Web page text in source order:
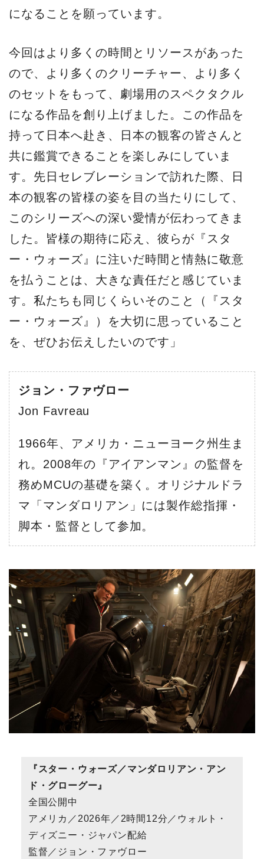
になることを願っています。
今回はより多くの時間とリソースがあった
ので、より多くのクリーチャー、より多く
のセットをもって、劇場用のスペクタクル
になる作品を創り上げました。この作品を
持って日本へ赴き、日本の観客の皆さんと
共に鑑賞できることを楽しみにしていま
す。先日セレブレーションで訪れた際、日
本の観客の皆様の姿を目の当たりにして、
このシリーズへの深い愛情が伝わってきま
した。皆様の期待に応え、彼らが『スタ
ー・ウォーズ』に注いだ時間と情熱に敬意
を払うことは、大きな責任だと感じていま
す。私たちも同じくらいそのこと（『スタ
ー・ウォーズ』）を大切に思っていること
を、ぜひお伝えしたいのです」
ジョン・ファヴロー
Jon Favreau
1966年、アメリカ・ニューヨーク州生ま
れ。2008年の『アイアンマン』の監督を
務めMCUの基礎を築く。オリジナルドラ
マ「マンダロリアン」には製作総指揮・
脚本・監督として参加。
『スター・ウォーズ／マンダロリアン・アン
ド・グローグー』
全国公開中
アメリカ／2026年／2時間12分／ウォルト・
ディズニー・ジャパン配給
監督／ジョン・ファヴロー